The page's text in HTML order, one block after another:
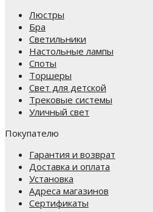
Люстры
Бра
Светильники
Настольные лампы
Споты
Торшеры
Свет для детской
Трековые системы
Уличный свет
Покупателю
Гарантия и возврат
Доставка и оплата
Установка
Адреса магазинов
Сертификаты